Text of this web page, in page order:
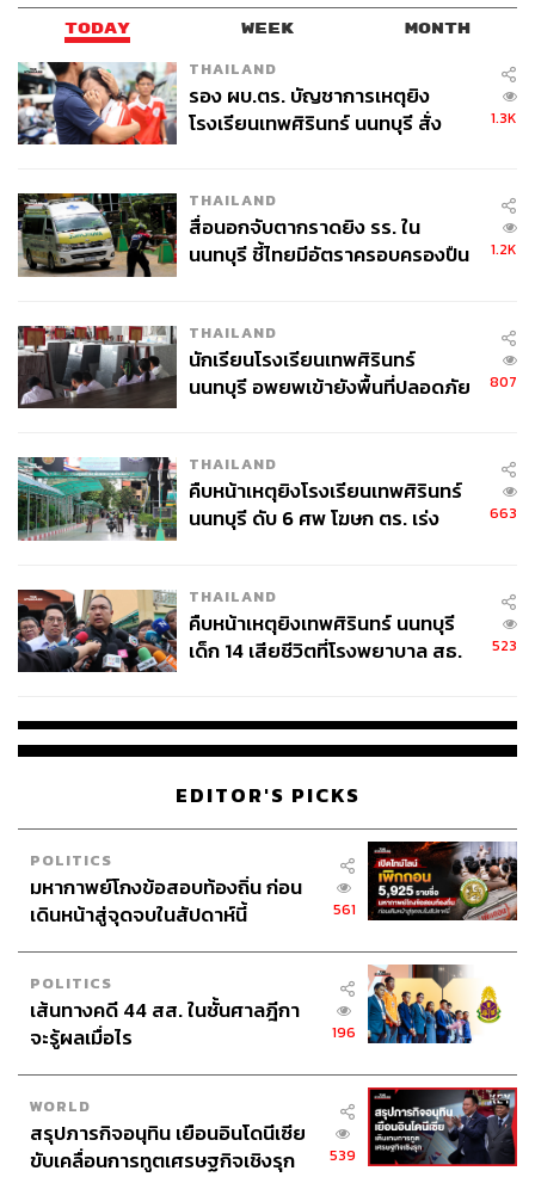
TODAY WEEK MONTH
THAILAND
รอง ผบ.ตร. บัญชาการเหตุยิง
โรงเรียนเทพศิรินทร์ นนทบุรี สั่ง
1.3K
THAILAND
สื่อนอกจับตากราดยิง รร. ใน
นนทบุรี ชี้ไทยมีอัตราครอบครองปืน
1.2K
THAILAND
นักเรียนโรงเรียนเทพศิรินทร์
นนทบุรี อพยพเข้ายังพื้นที่ปลอดภัย
807
THAILAND
คืบหน้าเหตุยิงโรงเรียนเทพศิรินทร์
นนทบุรี ดับ 6 ศพ โฆษก ตร. เร่ง
663
THAILAND
คืบหน้าเหตุยิงเทพศิรินทร์ นนทบุรี
เด็ก 14 เสียชีวิตที่โรงพยาบาล สธ.
523
EDITOR'S PICKS
POLITICS
มหากาพย์โกงข้อสอบท้องถิ่น ก่อน
เดินหน้าสู่จุดจบในสัปดาห์นี้
561
POLITICS
เส้นทางคดี 44 สส. ในชั้นศาลฎีกา
จะรู้ผลเมื่อไร
196
WORLD
สรุปภารกิจอนุทิน เยือนอินโดนีเซีย
ขับเคลื่อนการทูตเศรษฐกิจเชิงรุก
539